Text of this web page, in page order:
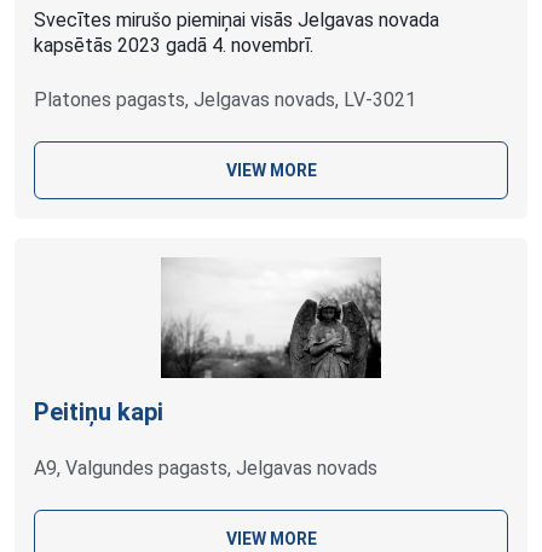
Svecītes mirušo piemiņai visās Jelgavas novada
kapsētās 2023 gadā 4. novembrī.
Platones pagasts, Jelgavas novads, LV-3021
VIEW MORE
Peitiņu kapi
A9, Valgundes pagasts, Jelgavas novads
VIEW MORE